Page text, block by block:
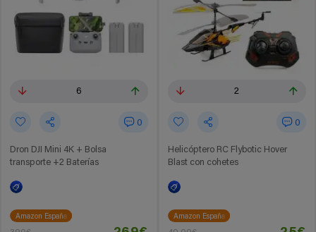
6
0
Dron DJI Mini 4K + Bolsa
transporte +2 Baterías
Amazon España
2
0
Helicóptero RC Flybotic Hover
Blast con cohetes
Amazon España